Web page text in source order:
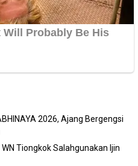
2026, Ajang Bergengsi
Tiongkok Salahgunakan Ijin